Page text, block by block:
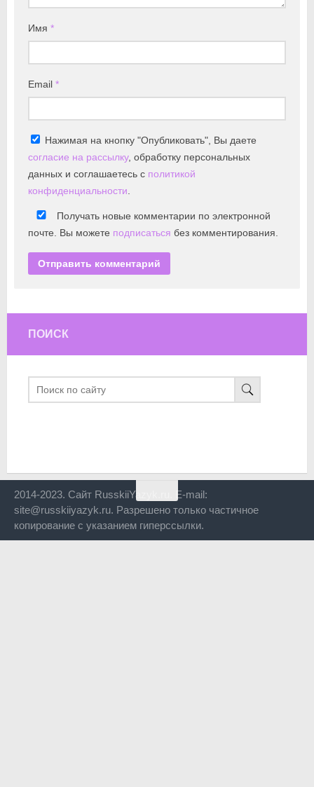
Имя *
Email *
Нажимая на кнопку "Опубликовать", Вы даете
согласие на рассылку, обработку персональных
данных и соглашаетесь с политикой
конфиденциальности
Получать новые комментарии по электронной
почте. Вы можете подписаться без комментирования.
ПОИСК
2014-2023. Сайт RusskiiYazyk.ru. E-mail:
site@russkiiyazyk.ru. Разрешено только частичное
копирование с указанием гиперссылки.